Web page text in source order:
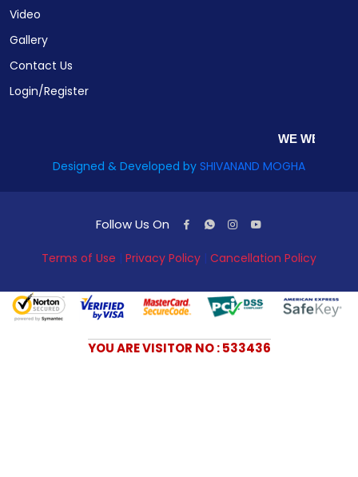
Video
Gallery
Contact Us
Login/Register
WE WELCOME YOUR
Designed & Developed by SHIVANAND MOGHA
Follow Us On
Terms of Use | Privacy Policy | Cancellation Policy
YOU ARE VISITOR NO : 533436